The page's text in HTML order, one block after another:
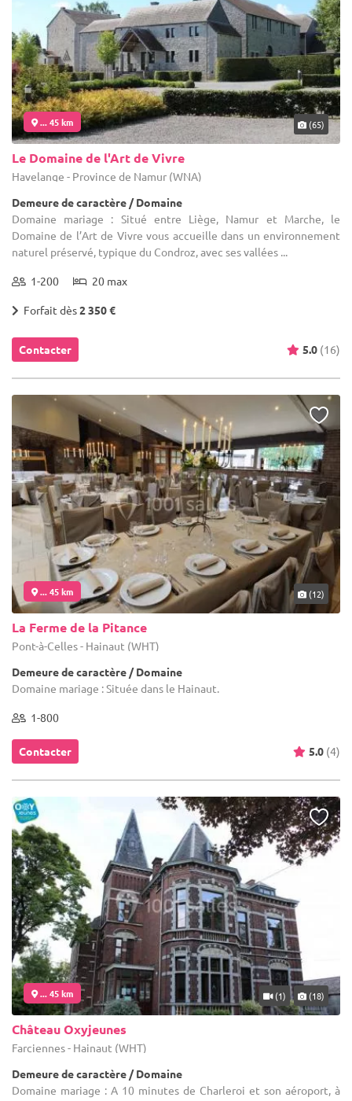
... 45 km (65)
Le Domaine de l'Art de Vivre
Havelange - Province de Namur (WNA)
Demeure de caractère / Domaine
Domaine mariage : Situé entre Liège, Namur et Marche, le
Domaine de l’Art de Vivre vous accueille dans un environnement
naturel préservé, typique du Condroz, avec ses vallées ...
1-200 20 max
Forfait dès2 350 €
Contacter 5.0 (16)
... 45 km (12)
La Ferme de la Pitance
Pont-à-Celles - Hainaut (WHT)
Demeure de caractère / Domaine
Domaine mariage : Située dans le Hainaut.
1-800
Contacter 5.0 (4)
... 45 km (1) (18)
Château Oxyjeunes
Farciennes - Hainaut (WHT)
Demeure de caractère / Domaine
Domaine mariage : A 10 minutes de Charleroi et son aéroport, à